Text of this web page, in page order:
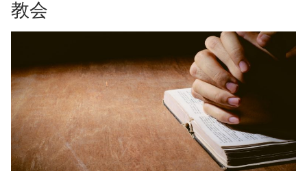
Search
for:
主日讲道
圣经导读新唱
属灵书籍
聚会信息
教会